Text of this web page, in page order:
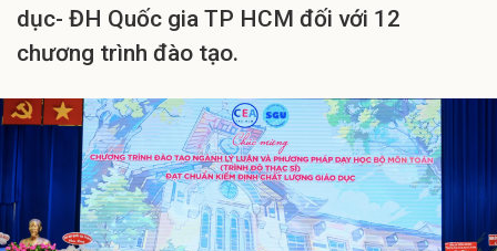
dục- ĐH Quốc gia TP HCM đối với 12
chương trình đào tạo.